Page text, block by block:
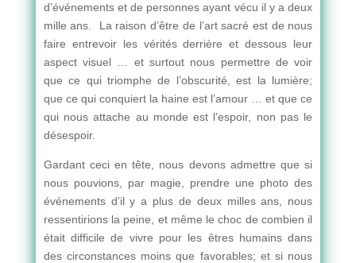
d’événements et de personnes ayant vécu il y a deux
mille ans. La raison d’être de l’art sacré est de nous
faire entrevoir les vérités derrière et dessous leur
aspect visuel … et surtout nous permettre de voir
que ce qui triomphe de l’obscurité, est la lumière;
que ce qui conquiert la haine est l’amour … et que ce
qui nous attache au monde est l’espoir, non pas le
désespoir.
Gardant ceci en tête, nous devons admettre que si
nous pouvions, par magie, prendre une photo des
événements d’il y a plus de deux milles ans, nous
ressentirions la peine, et même le choc de combien il
était difficile de vivre pour les êtres humains dans
des circonstances moins que favorables; et si nous